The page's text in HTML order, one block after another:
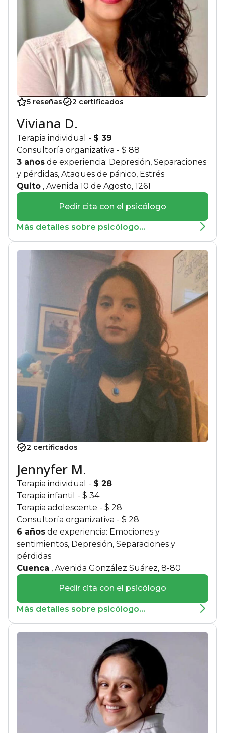
5 reseñas 2 certificados
Viviana D.
Terapia individual - $ 39
Consultoría organizativa - $ 88
3 años de experiencia: Depresión, Separaciones
y pérdidas, Ataques de pánico, Estrés
Quito , Avenida 10 de Agosto, 1261
Pedir cita con el psicólogo
Más detalles sobre psicólogo...
2 certificados
Jennyfer M.
Terapia individual - $ 28
Terapia infantil - $ 34
Terapia adolescente - $ 28
Consultoría organizativa - $ 28
6 años de experiencia: Emociones y
sentimientos, Depresión, Separaciones y
pérdidas
Cuenca , Avenida González Suárez, 8-80
Pedir cita con el psicólogo
Más detalles sobre psicólogo...